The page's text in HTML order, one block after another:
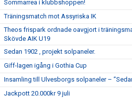
Sommarrea i klubbshoppen!
Träningsmatch mot Assyriska IK
Theos frispark ordnade oavgjort i
Skövde AIK U19
Sedan 1902 , projekt solpaneler.
Giff-lagen igång i Gothia Cup
Insamling till Ulvesborgs solpaneler –
Jackpott 20.000kr 9 juli